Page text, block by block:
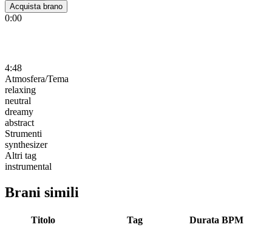
Acquista brano
0:00
4:48
Atmosfera/Tema
relaxing
neutral
dreamy
abstract
Strumenti
synthesizer
Altri tag
instrumental
Brani simili
Titolo Tag Durata BPM